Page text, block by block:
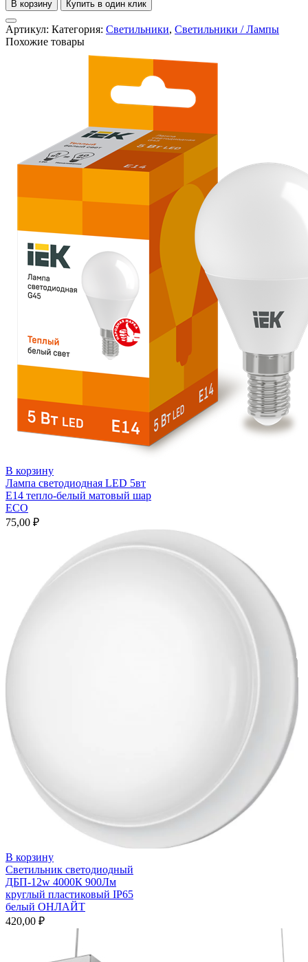
Светильник
Wolta
Fiesta
C02
В корзину Купить в один клик
Артикул: Категория: Светильники, Светильники / Лампы
Похожие товары
В корзину
Лампа светодиодная LED 5вт
Е14 тепло-белый матовый шар
ЕСО
75,00 ₽
В корзину
Светильник светодиодный
ДБП-12w 4000К 900Лм
круглый пластиковый IP65
белый ОНЛАЙТ
420,00 ₽